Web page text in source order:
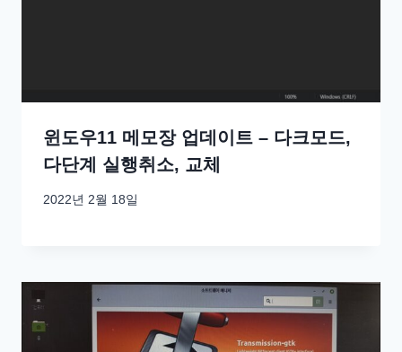
윈도우11 메모장 업데이트 – 다크모드,
다단계 실행취소, 교체
2022년 2월 18일